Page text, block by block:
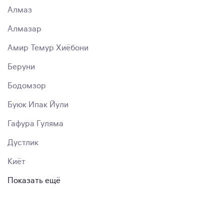
Алмаз
Алмазар
Амир Темур Хиёбони
Беруни
Бодомзор
Буюк Ипак Йули
Гафура Гуляма
Дустлик
Киёт
Показать ещё